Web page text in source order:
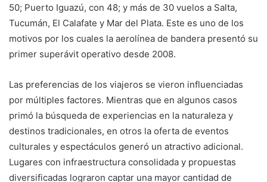
50; Puerto Iguazú, con 48; y más de 30 vuelos a Salta,
Tucumán, El Calafate y Mar del Plata. Este es uno de los
motivos por los cuales la aerolínea de bandera presentó su
primer superávit operativo desde 2008.
Las preferencias de los viajeros se vieron influenciadas
por múltiples factores. Mientras que en algunos casos
primó la búsqueda de experiencias en la naturaleza y
destinos tradicionales, en otros la oferta de eventos
culturales y espectáculos generó un atractivo adicional.
Lugares con infraestructura consolidada y propuestas
diversificadas lograron captar una mayor cantidad de